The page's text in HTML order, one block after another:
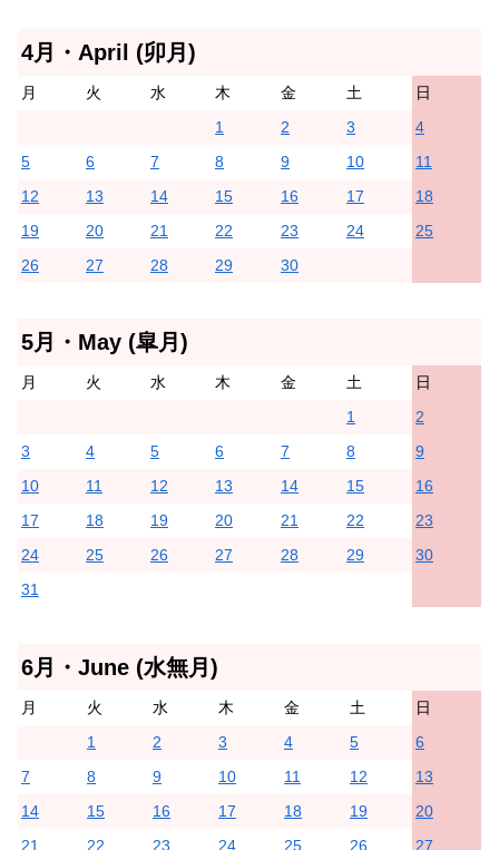
4月・April (卯月)
月 火 水 木 金 土
日
1
2 3
4
5
6 7 8 9 10
11
12
13 14 15 16 17
18
19
20 21 22 23 24
25
26
27 28 29 30
5月・May (皐月)
月 火 水 木 金 土
日
1
2
3
4 5 6 7 8
9
10
11 12 13 14 15
16
17
18 19 20 21 22
23
24
25 26 27 28 29
30
31
6月・June (水無月)
月 火 水 木 金 土
日
1
2 3 4 5
6
7
8 9 10 11 12
13
14
15 16 17 18 19
20
21
22 23 24 25 26 27